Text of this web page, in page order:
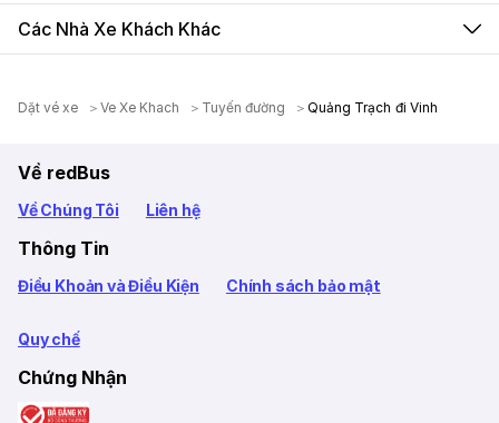
Các Nhà Xe Khách Khác
Dặt vé xe Ve Xe Khach Tuyến đường Quảng Trạch đi Vinh
Về redBus
Về Chúng Tôi Liên hệ
Thông Tin
Điều Khoản và Điều Kiện Chính sách bảo mật
Quy chế
Chứng Nhận